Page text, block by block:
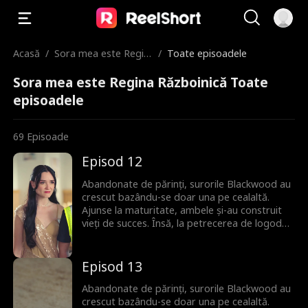
Acasă / Sora mea este Regin
/ Toate episoadele
Sora mea este Regina Războinică Toate
episoadele
69 Episoade
Episod 12
Abandonate de părinți, surorile Blackwood au
crescut bazându-se doar una pe cealaltă.
Ajunse la maturitate, ambele și-au construit
vieți de succes. Însă, la petrecerea de logodnă
om de serviciu, și devine bătaia de joc a
socrilor și a foștilor colegi de clasă. Dar când
Grace este trădată și înjosită de propriul
logodnic, Catherine își dezvăluie identitatea
Episod 13
Abandonate de părinți, surorile Blackwood au
crescut bazându-se doar una pe cealaltă.